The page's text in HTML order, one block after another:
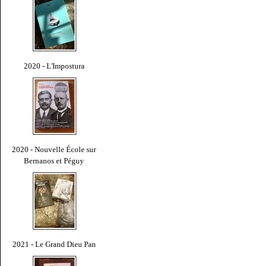
2020 - L'Impostura
2020 - Nouvelle École sur
Bernanos et Péguy
2021 - Le Grand Dieu Pan